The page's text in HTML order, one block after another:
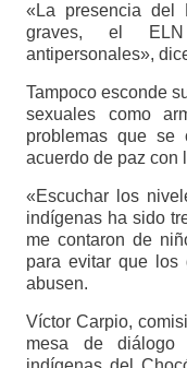
«La presencia del
graves, el ELN
antipersonales»,
Tampoco esconde
sexuales como
problemas que se
acuerdo de paz con
«Escuchar los
indígenas ha sido
me contaron de
para evitar que los
abusen.
Víctor Carpio,
mesa de diálogo